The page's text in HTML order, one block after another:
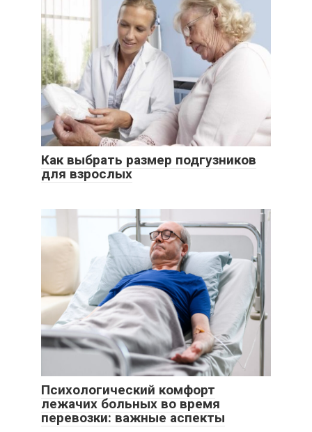
Как выбрать размер подгузников
для взрослых
Психологический комфорт
лежачих больных во время
перевозки: важные аспекты